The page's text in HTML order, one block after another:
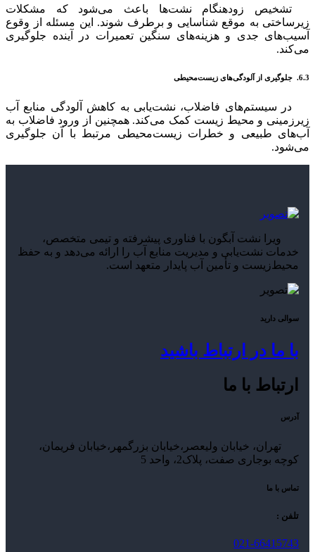
تشخیص زودهنگام نشت‌ها باعث می‌شود که مشکلات
زیرساختی به موقع شناسایی و برطرف شوند. این مسئله از وقوع
آسیب‌های جدی و هزینه‌های سنگین تعمیرات در آینده جلوگیری
می‌کند.
6.3. جلوگیری از آلودگی‌های زیست‌محیطی
در سیستم‌های فاضلاب، نشت‌یابی به کاهش آلودگی منابع آب
زیرزمینی و محیط زیست کمک می‌کند. همچنین از ورود فاضلاب به
آب‌های طبیعی و خطرات زیست‌محیطی مرتبط با آن جلوگیری
می‌شود.
ویرا نشت آبگون با فناوری پیشرفته و تیمی متخصص،
خدمات نشت‌یابی و مدیریت منابع آب را ارائه می‌دهد و به حفظ
محیط‌زیست و تأمین آب پایدار متعهد است.
سوالی دارید
با ما در ارتباط باشید
ارتباط با ما
آدرس
تهران، خیابان ولیعصر،خیابان بزرگمهر،خیابان فریمان،
کوچه بوجاری صفت، پلاک2، واحد 5
تماس با ما
تلفن :
021-66415743